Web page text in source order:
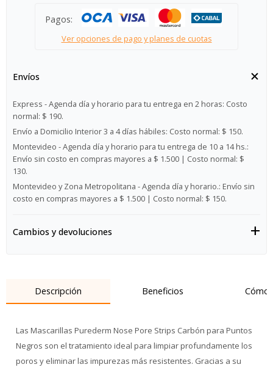
Pagos:
Ver opciones de pago y planes de cuotas
Envíos
Express - Agenda día y horario para tu entrega en 2 horas: Costo
normal: $ 190.
Envío a Domicilio Interior 3 a 4 días hábiles: Costo normal: $ 150.
Montevideo - Agenda día y horario para tu entrega de 10 a 14 hs.:
Envío sin costo en compras mayores a $ 1.500 | Costo normal: $
130.
Montevideo y Zona Metropolitana - Agenda día y horario.: Envío sin
costo en compras mayores a $ 1.500 | Costo normal: $ 150.
Cambios y devoluciones
Descripción Beneficios Cómo
Las Mascarillas Purederm Nose Pore Strips Carbón para Puntos
Negros son el tratamiento ideal para limpiar profundamente los
poros y eliminar las impurezas más resistentes. Gracias a su